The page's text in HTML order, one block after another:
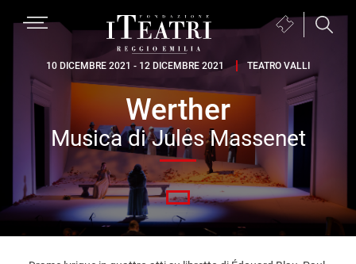
principale
pagina
Fondazione
I
Teatri
Reggio
Emilia
Biglietteria
apre
in
una
nuova
finestra)
10 DICEMBRE 2021 - 12 DICEMBRE 2021 TEATRO VALLI
Werther
Musica di Jules Massenet